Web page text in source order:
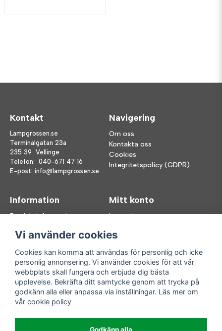
Kontakt
Lampgrossen.se
Terminalgatan 23a
235 39 Vellinge
Telefon: 040-671 47 16
E-post: info@lampgrossen.se
Navigering
Om oss
Kontakta oss
Cookies
Integritetspolicy (GDPR)
Information
Produktinformation
FAQ
Mitt konto
Logga in
Glömt lösenord?
Följ oss
Facebook
Instagram
Handla enkelt
Enkla leveranser
Vi använder cookies
Cookies kan komma att användas för personlig och icke
personlig annonsering. Vi använder cookies för att vår
webbplats skall fungera och erbjuda dig bästa
upplevelse. Bekräfta ditt samtycke genom att trycka på
godkänn alla eller anpassa via inställningar. Läs mer om
vår cookie policy
Godkänn alla